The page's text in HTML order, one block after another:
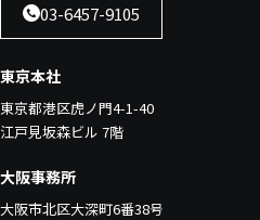
03-6457-9105
東京本社
東京都港区虎ノ門4-1-40
江戸見坂森ビル 7階
大阪事務所
大阪市北区大深町6番38号